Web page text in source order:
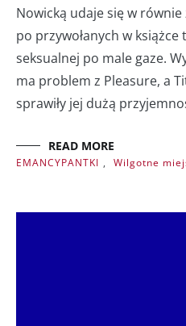
Nowicką udaje się w równie
po przywołanych w
seksualnej po male gaze.
ma problem z Pleasure, a
sprawiły jej dużą
READ MORE
EMANCYPANTKI , Wilgotne